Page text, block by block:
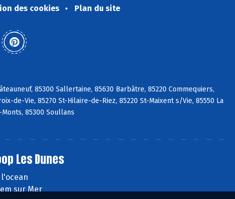
des cookies Plan du site
85300 Sallertaine, 85630 Barbâtre, 85220 Commequiers,
de-Vie, 85270 St-Hilaire-de-Riez, 85220 St-Maixent s/Vie, 85550 La
85300 Soullans
Les Dunes
l'ocean
sur Mer